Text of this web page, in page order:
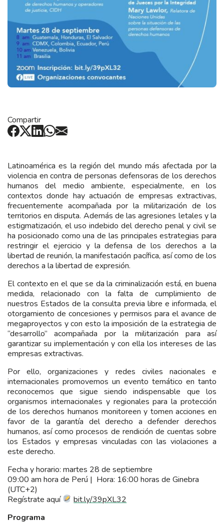
Compartir
Latinoamérica es la región del mundo más afectada por la
violencia en contra de personas defensoras de los derechos
humanos del medio ambiente, especialmente, en los
contextos donde hay actuación de empresas extractivas,
frecuentemente acompañada por la militarización de los
territorios en disputa. Además de las agresiones letales y la
estigmatización, el uso indebido del derecho penal y civil se
ha posicionado como una de las principales estrategias para
restringir el ejercicio y la defensa de los derechos a la
libertad de reunión, la manifestación pacífica, así como de los
derechos a la libertad de expresión.
El contexto en el que se da la criminalización está, en buena
medida, relacionado con la falta de cumplimiento de
nuestros Estados de la consulta previa libre e informada, el
otorgamiento de concesiones y permisos para el avance de
megaproyectos y con esto la imposición de la estrategia de
“desarrollo” acompañada por la militarización para así
garantizar su implementación y con ella los intereses de las
empresas extractivas.
Por ello, organizaciones y redes civiles nacionales e
internacionales promovemos un evento temático en tanto
reconocemos que sigue siendo indispensable que los
organismos internacionales y regionales para la protección
de los derechos humanos monitoreen y tomen acciones en
favor de la garantía del derecho a defender derechos
humanos, así como procesos de rendición de cuentas sobre
los Estados y empresas vinculadas con las violaciones a
este derecho.
Fecha y horario: martes 28 de septiembre
09:00 am hora de Perú | Hora: 16:00 horas de Ginebra
(UTC+2)
Regístrate aquí
bit.ly/39pXL32
Programa